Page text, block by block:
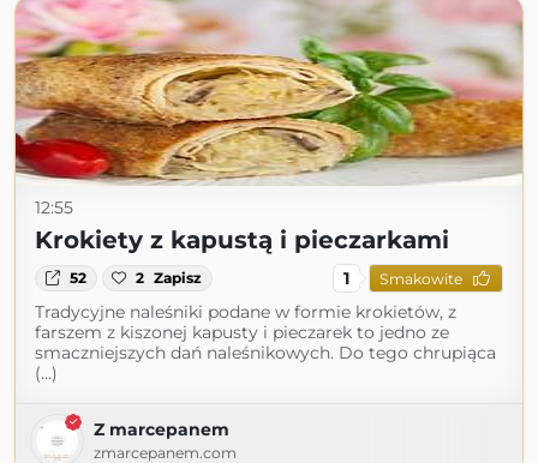
12:55
Krokiety z kapustą i pieczarkami
52 2 Zapisz 1 Smakowite
Tradycyjne naleśniki podane w formie krokietów, z
farszem z kiszonej kapusty i pieczarek to jedno ze
smaczniejszych dań naleśnikowych. Do tego chrupiąca
(...)
Z marcepanem
zmarcepanem.com